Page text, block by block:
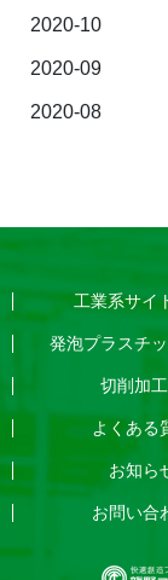
2020-10
2020-09
2020-08
工業系サイ
発泡プラスチ
切削加
よくある
お知ら
お問い合